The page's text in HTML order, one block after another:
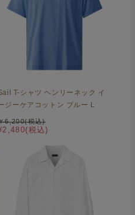
T-シャツ ヘンリーネック イ
ジーケアコットン ブルー L
税込)
6,200(税込)